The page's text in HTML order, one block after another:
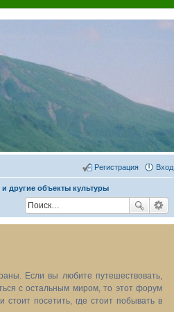
Вход
Регистрация
другие объекты культуры
Если вы любите путешествовать,
с остальным миром, то этот форум
стоит посетить, где стоит побывать в